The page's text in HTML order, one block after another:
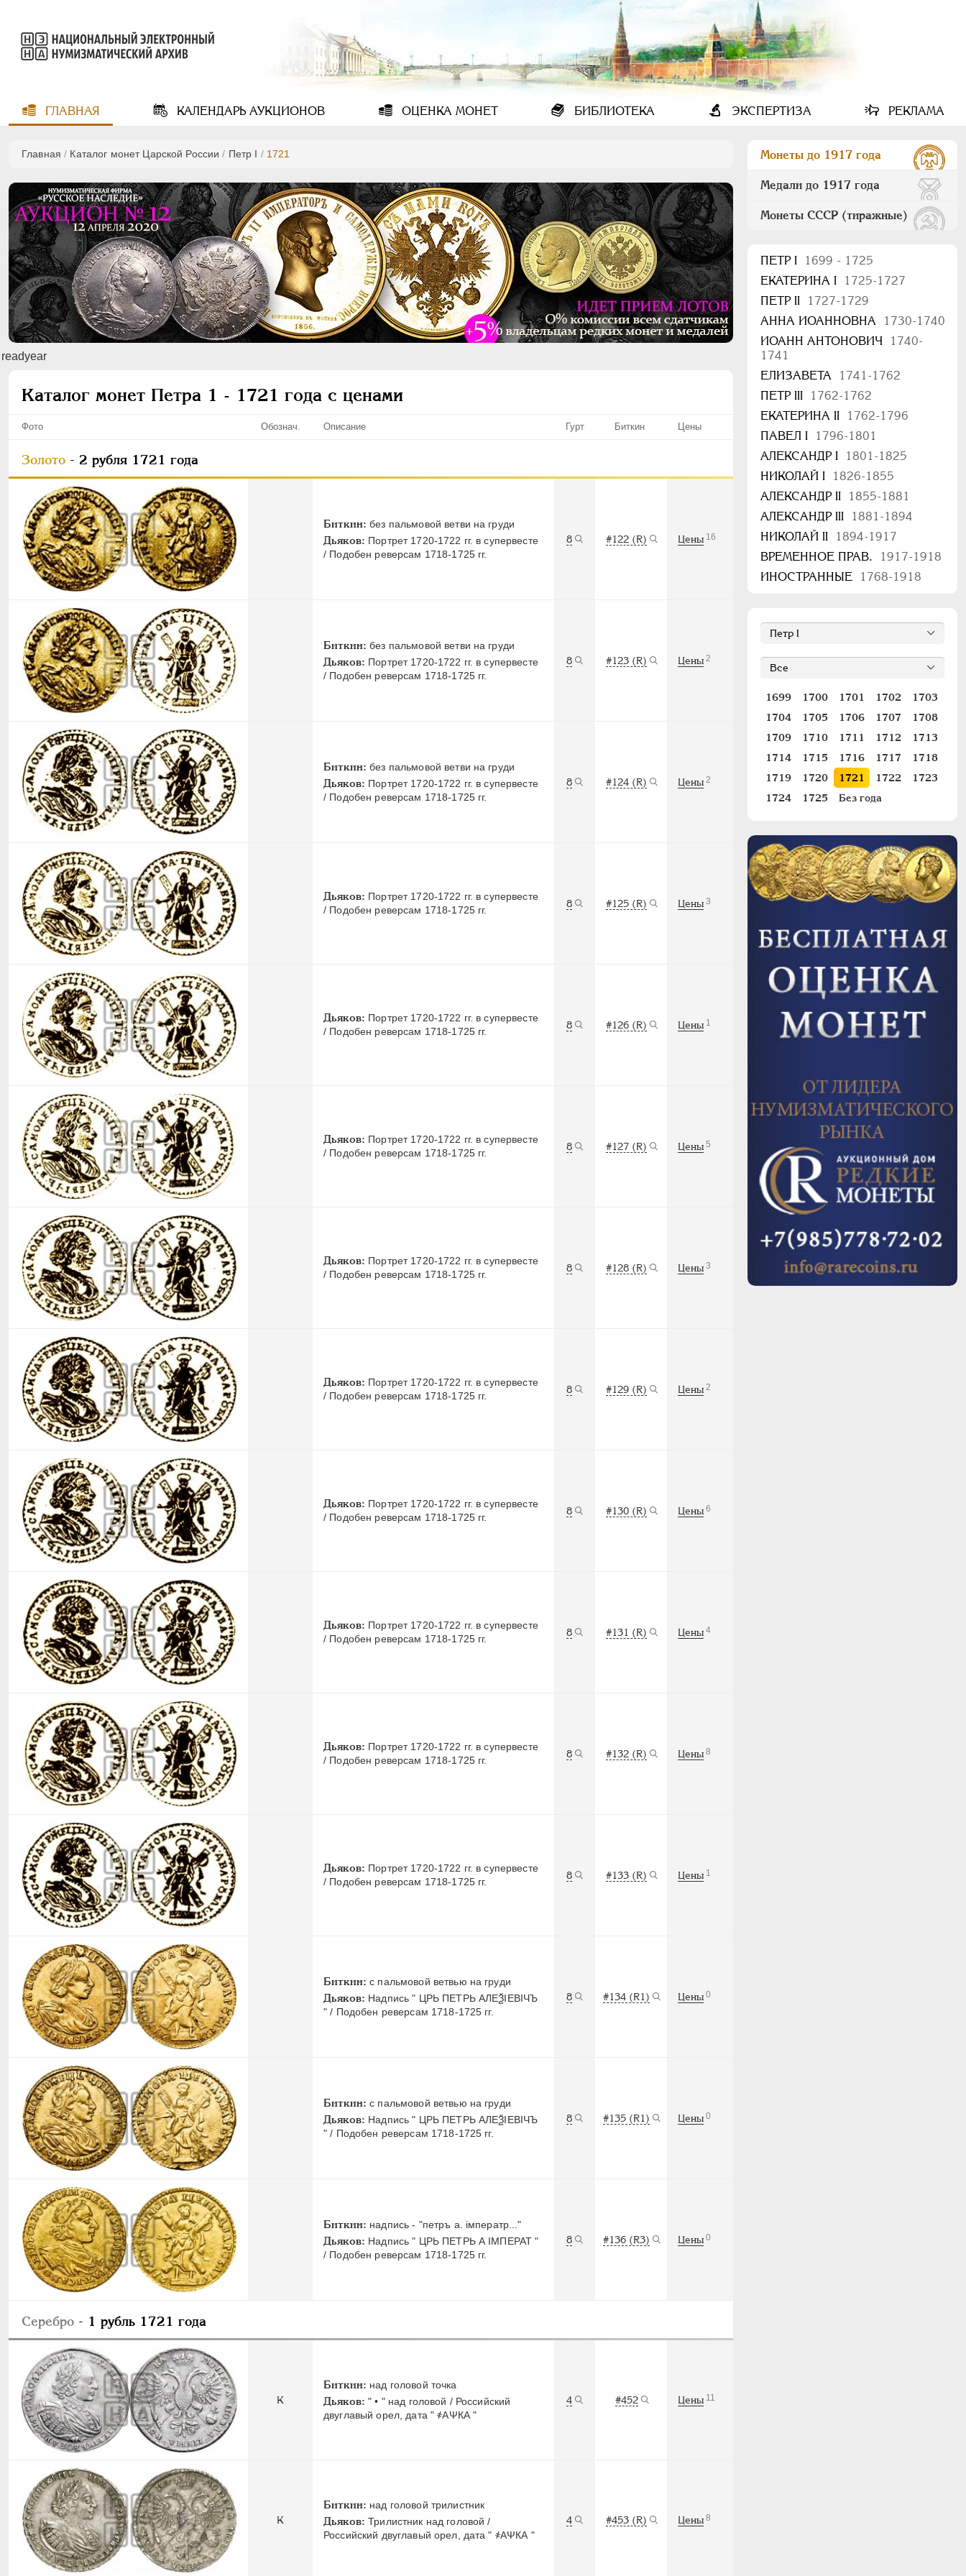
ГЛАВНАЯ КАЛЕНДАРЬАУКЦИОНОВ ОЦЕНКАМОНЕТ БИБЛИОТЕКА ЭКСПЕРТИЗА РЕКЛАМА
Главная / Каталог монет Царской России / Пeтр I / 1721
readyear
Каталог монет Петра 1 - 1721 года с ценами
Фото Обознач. Описание Гурт Биткин Цены
Золото - 2 рубля 1721 года
Биткин: без пальмовой ветви на груди
Дьяков: Портрет 1720-1722 гг. в супервесте
/ Подобен реверсам 1718-1725 гг.
8 #122 (R) Цены 16
Биткин: без пальмовой ветви на груди
Дьяков: Портрет 1720-1722 гг. в супервесте
/ Подобен реверсам 1718-1725 гг.
8 #123 (R) Цены 2
Биткин: без пальмовой ветви на груди
Дьяков: Портрет 1720-1722 гг. в супервесте
/ Подобен реверсам 1718-1725 гг.
8 #124 (R) Цены 2
Дьяков: Портрет 1720-1722 гг. в супервесте
/ Подобен реверсам 1718-1725 гг.
8 #125 (R) Цены 3
Дьяков: Портрет 1720-1722 гг. в супервесте
/ Подобен реверсам 1718-1725 гг.
8 #126 (R) Цены 1
Дьяков: Портрет 1720-1722 гг. в супервесте
/ Подобен реверсам 1718-1725 гг.
8 #127 (R) Цены 5
Дьяков: Портрет 1720-1722 гг. в супервесте
/ Подобен реверсам 1718-1725 гг.
8 #128 (R) Цены 3
Дьяков: Портрет 1720-1722 гг. в супервесте
/ Подобен реверсам 1718-1725 гг.
8 #129 (R) Цены 2
Дьяков: Портрет 1720-1722 гг. в супервесте
/ Подобен реверсам 1718-1725 гг.
8 #130 (R) Цены 6
Дьяков: Портрет 1720-1722 гг. в супервесте
/ Подобен реверсам 1718-1725 гг.
8 #131 (R) Цены 4
Дьяков: Портрет 1720-1722 гг. в супервесте
/ Подобен реверсам 1718-1725 гг.
8 #132 (R) Цены 8
Дьяков: Портрет 1720-1722 гг. в супервесте
/ Подобен реверсам 1718-1725 гг.
8 #133 (R) Цены 1
Биткин: с пальмовой ветвью на груди
Дьяков: Надпись " ЦРЬ ПЕТРЬ АЛЕѮIЕВIЧЪ
" / Подобен реверсам 1718-1725 гг.
8 #134 (R1) Цены 0
Биткин: с пальмовой ветвью на груди
Дьяков: Надпись " ЦРЬ ПЕТРЬ АЛЕѮIЕВIЧЪ
" / Подобен реверсам 1718-1725 гг.
8 #135 (R1) Цены 0
Биткин: надпись - "петръ а. iмператр..."
Дьяков: Надпись " ЦРЬ ПЕТРЬ А IМПЕРАТ "
/ Подобен реверсам 1718-1725 гг.
8 #136 (R3) Цены 0
Серебро - 1 рубль 1721 года
К
Биткин: над головой точка
Дьяков: " • " над головой / Российский
двуглавый орел, дата " ҂АΨКА "
4 #452 Цены 11
К
Биткин: над головой трилистник
Дьяков: Трилистник над головой /
Российский двуглавый орел, дата " ҂АΨКА "
4 #453 (R) Цены 8
Монеты до 1917 года
Медали до 1917 года
Монеты СССР (тиражные)
ПEТР I
1699 - 1725
ЕКАТЕРИНА I
1725-1727
ПЕТР II
1727-1729
АННА ИОАННОВНА
1730-1740
ИОАНН АНТОНОВИЧ
1740-
1741
ЕЛИЗАВЕТА
1741-1762
ПЕТР III
1762-1762
ЕКАТЕРИНА II
1762-1796
ПАВЕЛ I
1796-1801
АЛЕКСАНДР I
1801-1825
НИКОЛАЙ I
1826-1855
АЛЕКСАНДР II
1855-1881
АЛЕКСАНДР III
1881-1894
НИКОЛАЙ II
1894-1917
ВРЕМЕННОЕ ПРАВ.
1917-1918
ИНОСТРАННЫЕ
1768-1918
1699 1700 1701 1702
1703
1704
1705 1706 1707
1708
1709
1710 1711 1712
1713
1714
1715 1716 1717
1718
1719
1720 1721 1722
1723
1724
1725 Без года